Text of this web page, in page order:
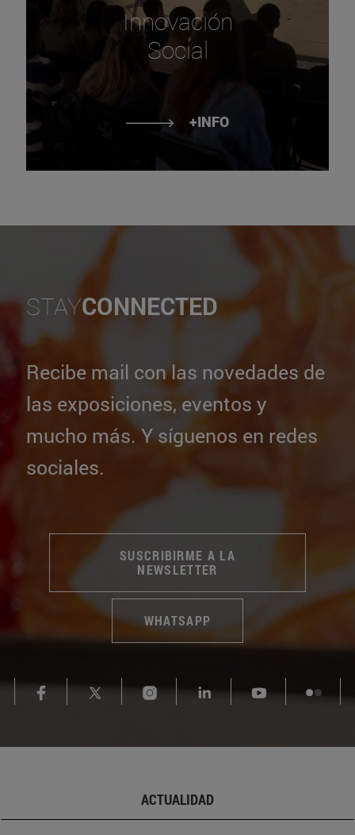
Innovación
Social
+INFO
STAYCONNECTED
Recibe mail con las novedades de
las exposiciones, eventos y
mucho más. Y síguenos en redes
sociales.
SUSCRIBIRME A LA
NEWSLETTER
WHATSAPP
ACTUALIDAD